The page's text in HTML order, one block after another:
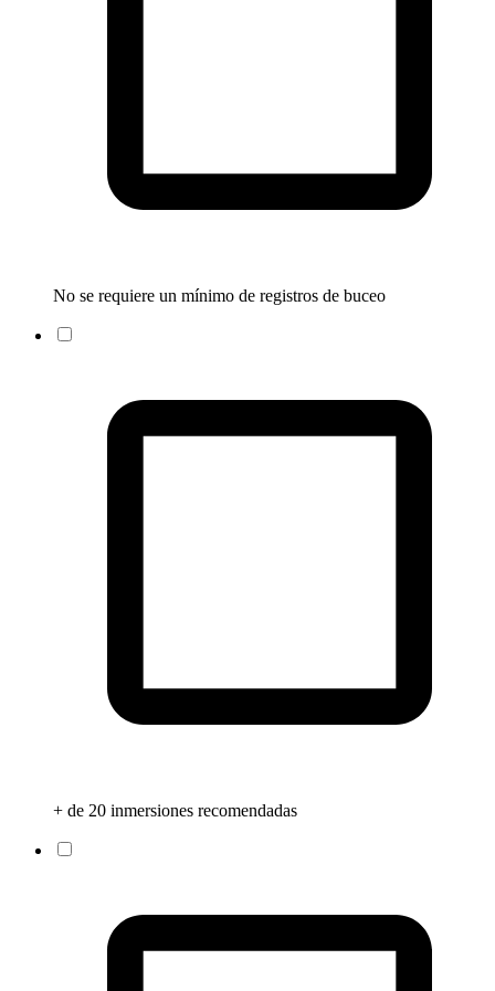
No se requiere un mínimo de registros de buceo
+ de 20 inmersiones recomendadas